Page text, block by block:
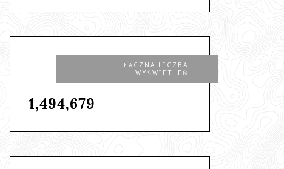
ŁĄCZNA LICZBA
WYŚWIETLEŃ
1,494,679